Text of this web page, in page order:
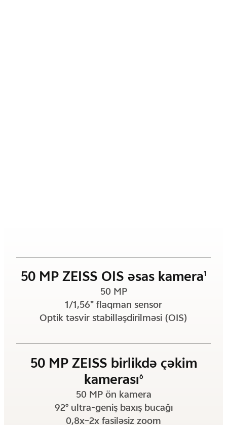
50 MP ZEISS OIS əsas kamera1
50 MP
1/1,56" flaqman sensor
Optik təsvir stabilləşdirilməsi (OIS)
50 MP ZEISS birlikdə çəkim
kamerası6
50 MP ön kamera
92° ultra-geniş baxış bucağı
0,8x–2x fasiləsiz zoom